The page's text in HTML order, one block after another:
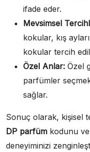
ifade eder.
Mevsimsel
kokular, kış
kokular tercih
Özel Anlar: Özel
parfümler
sağlar.
Sonuç olarak, kişisel
DP parfüm kodunu
deneyiminizi